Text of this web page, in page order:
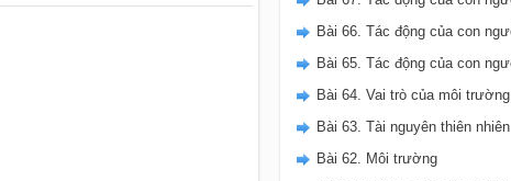
Bài 63. Tài nguyên thiên nhiên
Bài 62. Môi trường